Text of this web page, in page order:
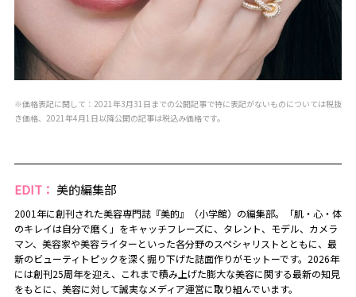
※価格表記に関して：2021年3月31日までの公開記事で特に表記がないものについては税抜
き価格、2021年4月1日以降公開の記事は税込み価格です。
EDIT： 美的編集部
2001年に創刊された美容専門誌『美的』（小学館）の編集部。「肌・心・体
のキレイは自分で磨く」をキャッチフレーズに、タレント、モデル、カメラ
マン、美容家や美容ライターといった各分野のスペシャリストとともに、最
新のビューティトピックを深く掘り下げた誌面作りがモットーです。2026年
には創刊25周年を迎え、これまで積み上げた膨大な美容に関する最新の知見
をもとに、美容に対して誠実なメディア運営に取り組んでいます。